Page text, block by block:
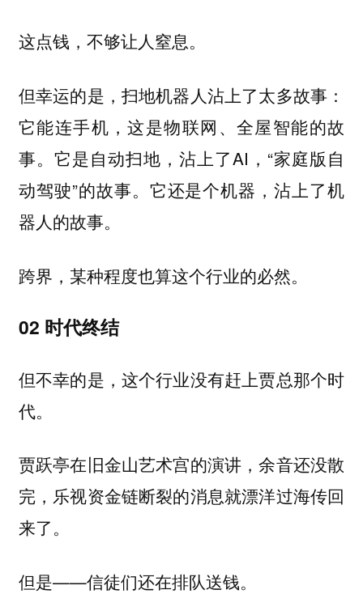
这点钱，不够让人窒息。
但幸运的是，扫地机器人沾上了太多故事：
它能连手机，这是物联网、全屋智能的故
事。它是自动扫地，沾上了AI，“家庭版自
动驾驶”的故事。它还是个机器，沾上了机
器人的故事。
跨界，某种程度也算这个行业的必然。
02 时代终结
但不幸的是，这个行业没有赶上贾总那个时
代。
贾跃亭在旧金山艺术宫的演讲，余音还没散
完，乐视资金链断裂的消息就漂洋过海传回
来了。
但是——信徒们还在排队送钱。